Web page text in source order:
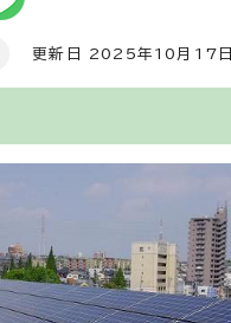
更新日 2025年10月17日